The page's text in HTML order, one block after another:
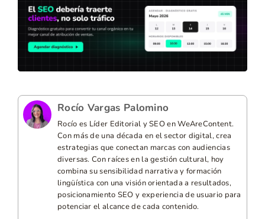
Rocío Vargas Palomino
Rocío es Líder Editorial y SEO en WeAreContent.
Con más de una década en el sector digital, crea
estrategias que conectan marcas con audiencias
diversas. Con raíces en la gestión cultural, hoy
combina su sensibilidad narrativa y formación
lingüística con una visión orientada a resultados,
posicionamiento SEO y experiencia de usuario para
potenciar el alcance de cada contenido.